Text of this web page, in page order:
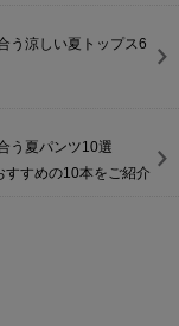
う涼しい夏トップス6
う夏パンツ10選
すすめの10本をご紹介
人の夏旅ワードロー